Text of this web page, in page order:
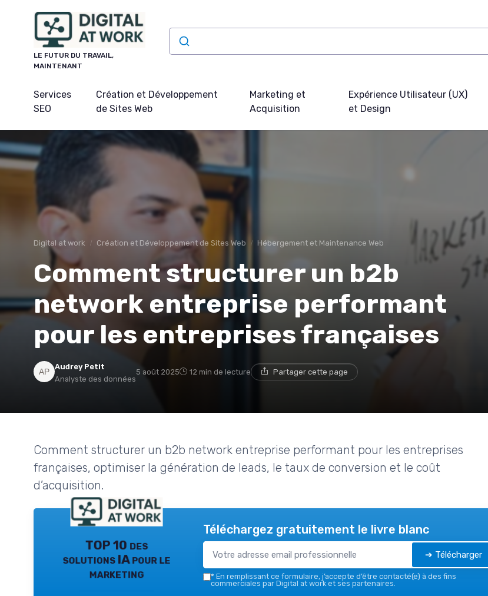
LE FUTUR DU TRAVAIL,
MAINTENANT
Services
SEO
Création et Développement
de Sites Web
Marketing et
Acquisition
Expérience Utilisateur (UX)
et Design
Digital at work Création et Développement de Sites Web Hébergement et Maintenance Web
Comment structurer un b2b
network entreprise performant
pour les entreprises françaises
Audrey Petit
Analyste des données
5 août 2025 12 min de lecture Partager cette page
Comment structurer un b2b network entreprise performant pour les entreprises
françaises, optimiser la génération de leads, le taux de conversion et le coût
d’acquisition.
TOP 10 des
solutions IA pour le
marketing
Téléchargez gratuitement le livre blanc
➔ Télécharger
* En remplissant ce formulaire, j’accepte d’être contacté(e) à des fins
commerciales par Digital at work et ses partenaires.